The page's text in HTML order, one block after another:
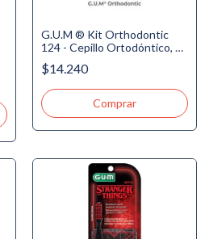
G.U.M ® Kit Orthodontic
124 - Cepillo Ortodóntico, 3
Proxabrush, Cera de
Ortodoncia, Hilo de
Ortodoncia 5 usos
$14.240